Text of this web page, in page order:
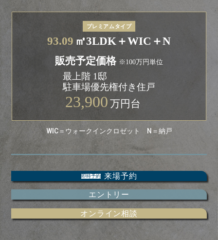
プレミアムタイプ
93.09 ㎡3LDK＋WIC＋N
販売予定価格 ※100万円単位
最上階 1邸
駐車場優先権付き住戸
23,900 万円台
WIC＝ウォークインクロゼット N＝納戸
即時予約 来場予約
エントリー
オンライン相談